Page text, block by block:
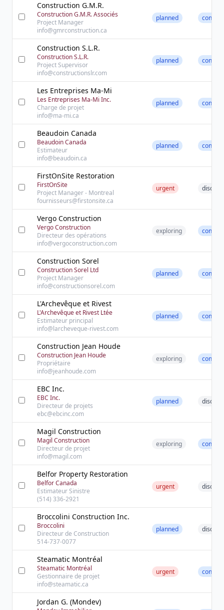
Construction G.M.R.
Construction G.M.R. Associés
Project Manager
info@gmrconstruction.ca
planned
Construction S.L.R.
Construction S.L.R.
Project Supervisor
info@constructionslr.com
planned
Les Entreprises Ma-Mi
Les Entreprises Ma-Mi Inc.
Charge de projet
info@ma-mi.ca
planned
Beaudoin Canada
Beaudoin Canada
Estimateur
info@beaudoin.ca
planned
FirstOnSite Restoration
FirstOnSite
Project Manager - Montreal
fournisseurs@firstonsite.ca
urgent
Vergo Construction
Vergo Construction
Directeur des opérations
info@vergoconstruction.com
exploring
Construction Sorel
Construction Sorel Ltd
Project Manager
info@constructionsorel.com
planned
L'Archevêque et Rivest
L'Archevêque et Rivest Ltée
Estimateur principal
info@larcheveque-rivest.com
planned
Construction Jean Houde
Construction Jean Houde
Propriétaire
info@jeanhoude.com
exploring
EBC Inc.
EBC Inc.
Directeur de projets
ebc@ebcinc.com
planned
Magil Construction
Magil Construction
Directeur de projet
info@magil.com
exploring
Belfor Property Restoration
Belfor Canada
Estimateur Sinistre
(514) 336-2921
urgent
Broccolini Construction Inc.
Broccolini
Directeur de Construction
514-737-0077
planned
Steamatic Montréal
Steamatic Montréal
Gestionnaire de projet
info@steamatic.ca
urgent
Jordan G. (Mondev)